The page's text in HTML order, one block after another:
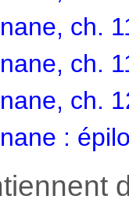
ch.
ch.
ch.
: